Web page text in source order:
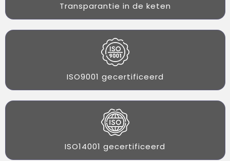
Transparantie in de keten
ISO9001 gecertificeerd
ISO14001 gecertificeerd